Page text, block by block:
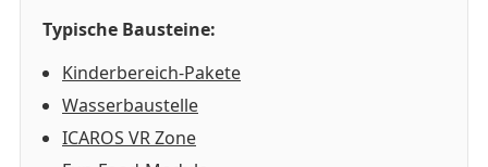
Typische Bausteine:
Kinderbereich-Pakete
Wasserbaustelle
ICAROS VR Zone